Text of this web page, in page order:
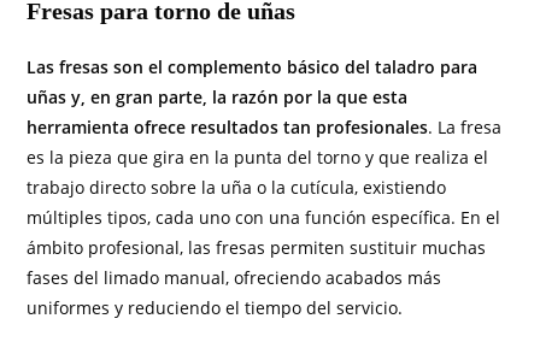
Fresas para torno de uñas
Las fresas son el complemento básico del taladro para
uñas y, en gran parte, la razón por la que esta
herramienta ofrece resultados tan profesionales. La fresa
es la pieza que gira en la punta del torno y que realiza el
trabajo directo sobre la uña o la cutícula, existiendo
múltiples tipos, cada uno con una función específica. En el
ámbito profesional, las fresas permiten sustituir muchas
fases del limado manual, ofreciendo acabados más
uniformes y reduciendo el tiempo del servicio.